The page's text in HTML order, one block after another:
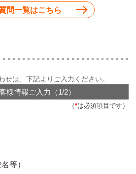
問一覧はこちら
せは、下記よりご入力ください。